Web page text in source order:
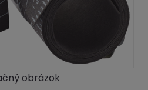
obrázok